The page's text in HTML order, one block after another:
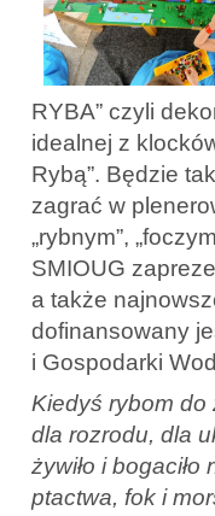
RYBA” czyli
idealnej z
Rybą”. Będzie
zagrać w
„rybnym”,
SMIOUG
a także
dofinansowany
i Gospodarki
Kiedyś rybom do
dla rozrodu, dla
żywiło i
ptactwa, fok i